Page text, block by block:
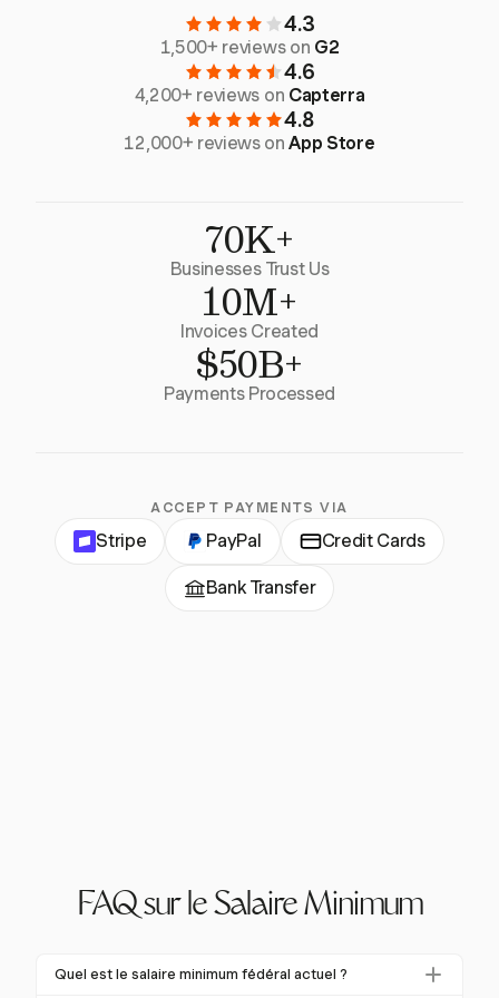
4.3
1,500+ reviews on G2
4.6
4,200+ reviews on Capterra
4.8
12,000+ reviews onApp Store
70K+
Businesses Trust Us
10M+
Invoices Created
$50B+
Payments Processed
ACCEPT PAYMENTS VIA
Stripe PayPal Credit Cards
Bank Transfer
FAQ sur le Salaire Minimum
Quel est le salaire minimum fédéral actuel ?